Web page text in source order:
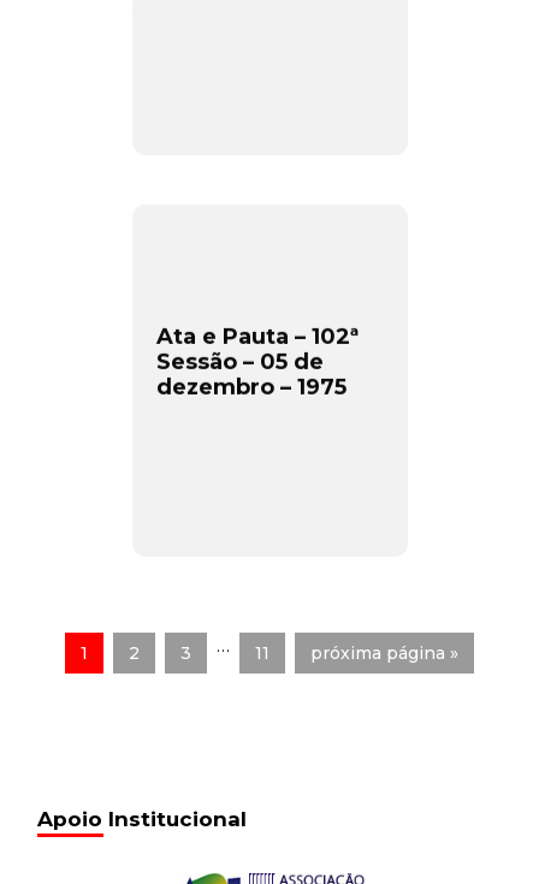
Ata e Pauta – 102ª
Sessão – 05 de
dezembro – 1975
1 2 3 … 11 próxima página »
Apoio Institucional